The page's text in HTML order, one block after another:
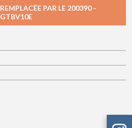
REMPLACÉE PAR LE 200390 -
GTBV10E